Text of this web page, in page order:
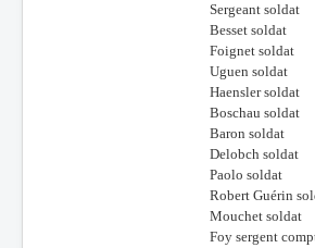
Sergeant soldat
Besset soldat
Foignet soldat
Uguen soldat
Haensler soldat
Boschau soldat
Baron soldat
Delobch soldat
Paolo soldat
Robert Guérin
Mouchet soldat
Foy sergent